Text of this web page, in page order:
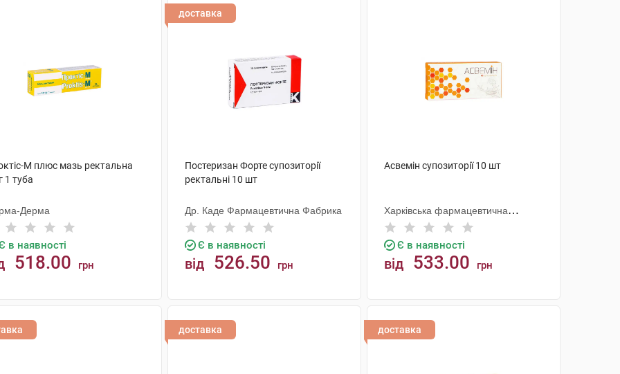
М плюс мазь ректальна
1 туба
Дерма
в наявності
518.00 грн
доставка
Постеризан Форте супозиторії
ректальні 10 шт
Др. Каде Фармацевтична Фабрика
Є в наявності
від 526.50 грн
Асвемін супозиторії 10 шт
Харківська фармацевтична
фабрика
Є в наявності
від 533.00 грн
доставка доставка